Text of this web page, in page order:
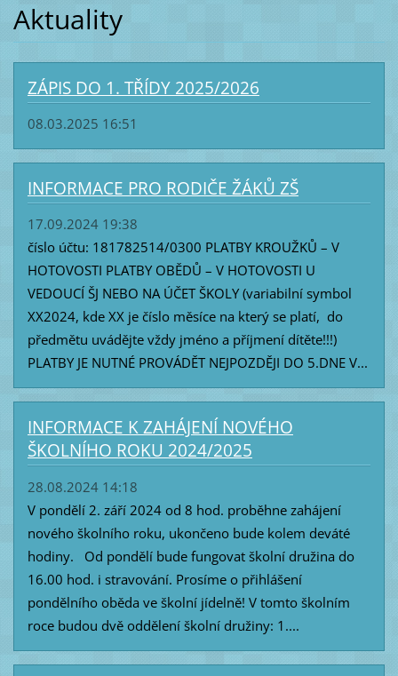
Aktuality
ZÁPIS DO 1. TŘÍDY 2025/2026
08.03.2025 16:51
INFORMACE PRO RODIČE ŽÁKŮ ZŠ
17.09.2024 19:38
číslo účtu: 181782514/0300 PLATBY KROUŽKŮ – V
HOTOVOSTI PLATBY OBĚDŮ – V HOTOVOSTI U
VEDOUCÍ ŠJ NEBO NA ÚČET ŠKOLY (variabilní symbol
XX2024, kde XX je číslo měsíce na který se platí, do
předmětu uvádějte vždy jméno a příjmení dítěte!!!)
PLATBY JE NUTNÉ PROVÁDĚT NEJPOZDĚJI DO 5.DNE V...
INFORMACE K ZAHÁJENÍ NOVÉHO
ŠKOLNÍHO ROKU 2024/2025
28.08.2024 14:18
V pondělí 2. září 2024 od 8 hod. proběhne zahájení
nového školního roku, ukončeno bude kolem deváté
hodiny. Od pondělí bude fungovat školní družina do
16.00 hod. i stravování. Prosíme o přihlášení
pondělního oběda ve školní jídelně! V tomto školním
roce budou dvě oddělení školní družiny: 1....